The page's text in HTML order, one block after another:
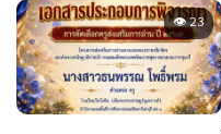
👁 23